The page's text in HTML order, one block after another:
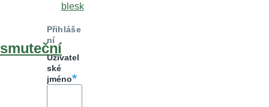
smuteční
blesk
Přihláše
ní
Uživatel
ské
jméno